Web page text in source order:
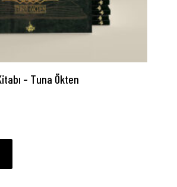
– Tuna Ökten